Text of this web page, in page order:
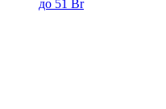
до 51 Br